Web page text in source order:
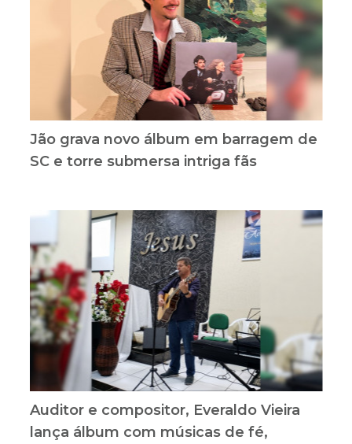
Jão grava novo álbum em barragem de
SC e torre submersa intriga fãs
Auditor e compositor, Everaldo Vieira
lança álbum com músicas de fé,